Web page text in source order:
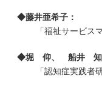
◆藤井亜希子：
「福祉サービス
◆堀 仰、 船井 知
「認知症実践者研